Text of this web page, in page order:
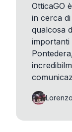
OtticaGO
in cerca
qualcosa
importanti